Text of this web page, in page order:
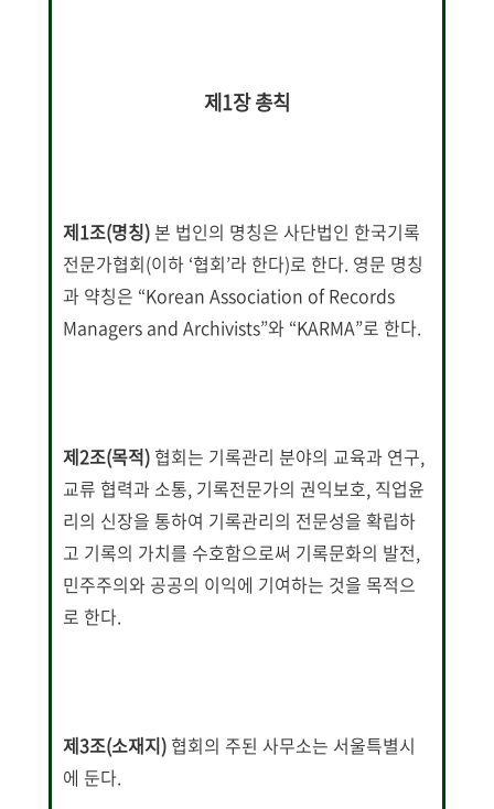
제1장 총칙
제1조(명칭)본 법인의 명칭은 사단법인 한국기록
전문가협회(이하 ‘협회’라 한다)로 한다. 영문 명칭
과 약칭은 “Korean Association of Records
Managers and Archivists”와 “KARMA”로 한다.
제2조(목적) 협회는 기록관리 분야의 교육과 연구,
교류 협력과 소통, 기록전문가의 권익보호, 직업윤
리의 신장을 통하여 기록관리의 전문성을 확립하
고 기록의 가치를 수호함으로써 기록문화의 발전,
민주주의와 공공의 이익에 기여하는 것을 목적으
로 한다.
제3조(소재지) 협회의 주된 사무소는 서울특별시
에 둔다.